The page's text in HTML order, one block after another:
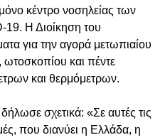
κέντρο νοσηλείας των
19. Η Διοίκηση του
για την αγορά μετωπιαίου
και πέντε
και θερμόμετρων.
σχετικά: «Σε αυτές τις
που διανύει η Ελλάδα, η